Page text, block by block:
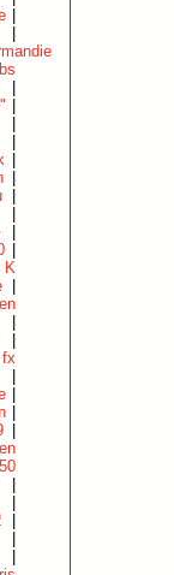
|
K
|
fx
|
|
|